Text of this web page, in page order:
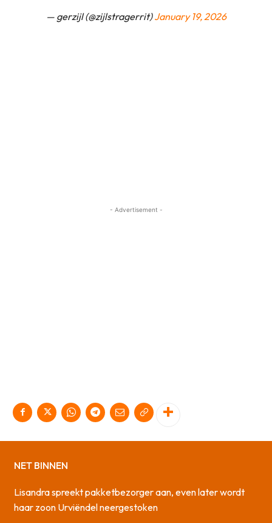
— gerzijl (@zijlstragerrit)January 19, 2026
- Advertisement -
NET BINNEN
Lisandra spreekt pakketbezorger aan, even later wordt
haar zoon Urviëndel neergestoken